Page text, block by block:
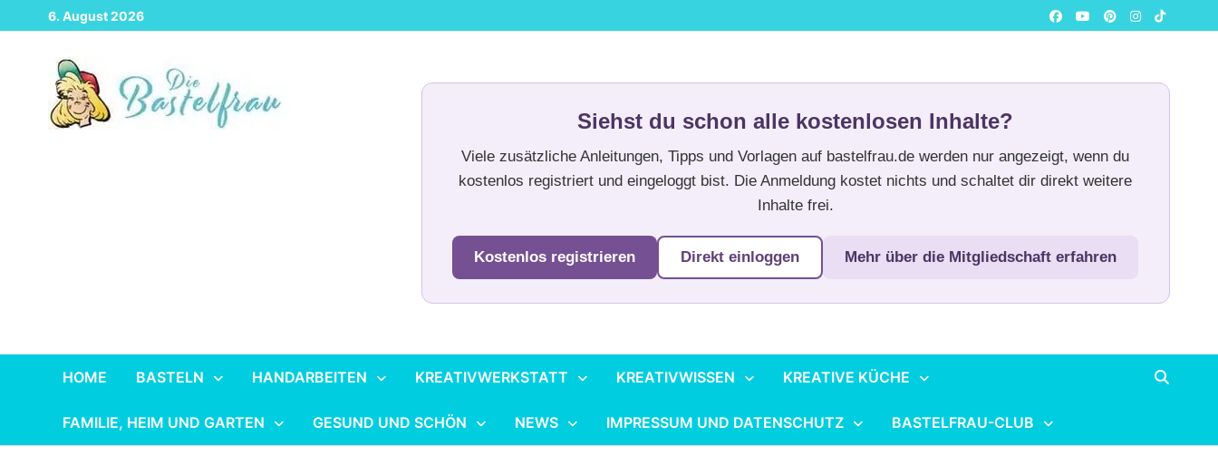
Zurück
zum
6. August 2026
Siehst du schon alle kostenlosen Inhalte?
Viele zusätzliche Anleitungen, Tipps und Vorlagen auf bastelfrau.de werden nur angezeigt, wenn du
kostenlos registriert und eingeloggt bist. Die Anmeldung kostet nichts und schaltet dir direkt weitere
Inhalte frei.
Kostenlos registrieren Direkt einloggen Mehr über die Mitgliedschaft erfahren
HOME BASTELN HANDARBEITEN KREATIVWERKSTATT KREATIVWISSEN KREATIVE KÜCHE
FAMILIE, HEIM UND GARTEN GESUND UND SCHÖN NEWS IMPRESSUM UND DATENSCHUTZ BASTELFRAU-CLUB